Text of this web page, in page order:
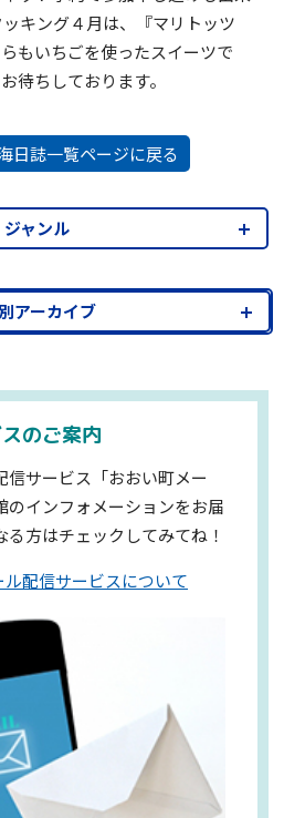
キング４月は、『マリトッツ
もいちごを使ったスイーツで
待ちしております。
日誌一覧ページに戻る
ジャンル
アーカイブ
のご案内
信サービス「おおい町メー
のインフォメーションをお届
方はチェックしてみてね！
配信サービスについて